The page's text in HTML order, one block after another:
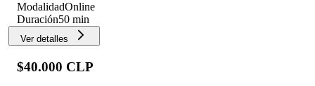
ModalidadOnline
Duración50 min
Ver detalles
$40.000 CLP